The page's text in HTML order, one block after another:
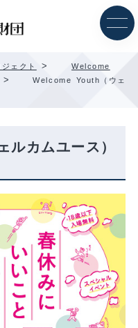
ェクト >
Welcome
>
Welcome Youth（ウェ
カムユース）